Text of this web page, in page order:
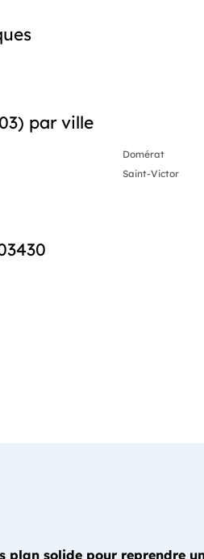
par ville
Domérat
Saint-Victor
plan solide pour reprendre